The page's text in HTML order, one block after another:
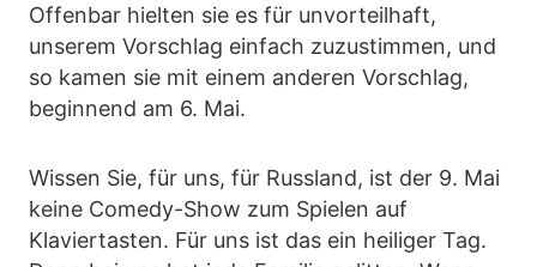
Offenbar hielten sie es für unvorteilhaft,
unserem Vorschlag einfach zuzustimmen, und
so kamen sie mit einem anderen Vorschlag,
beginnend am 6. Mai.
Wissen Sie, für uns, für Russland, ist der 9. Mai
keine Comedy-Show zum Spielen auf
Klaviertasten. Für uns ist das ein heiliger Tag.